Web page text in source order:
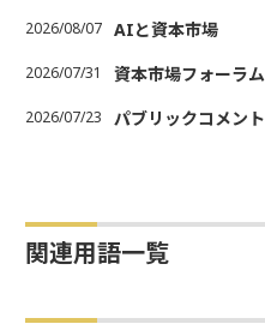
2026/08/07 AIと資本市場
2026/07/31 資本市場フォーラム
2026/07/23 パブリックコメント
関連用語一覧